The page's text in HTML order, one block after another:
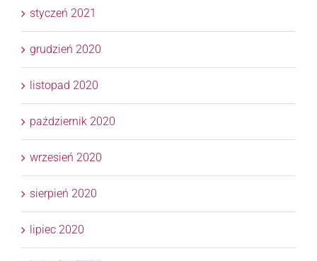
styczeń 2021
grudzień 2020
listopad 2020
październik 2020
wrzesień 2020
sierpień 2020
lipiec 2020